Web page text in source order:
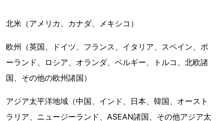
北米（アメリカ、カナダ、メキシコ）
欧州（英国、ドイツ、フランス、イタリア、スペイン、ポ
ーランド、ロシア、オランダ、ベルギー、トルコ、北欧諸
国、その他の欧州諸国）
アジア太平洋地域（中国、インド、日本、韓国、オースト
ラリア、ニュージーランド、ASEAN諸国、その他アジア太